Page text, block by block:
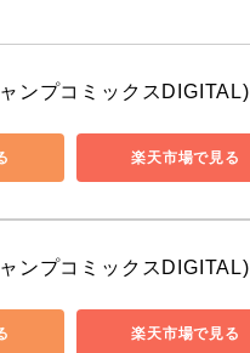
ンプコミックスDIGITAL)
楽天市場で見る
ンプコミックスDIGITAL)
楽天市場で見る